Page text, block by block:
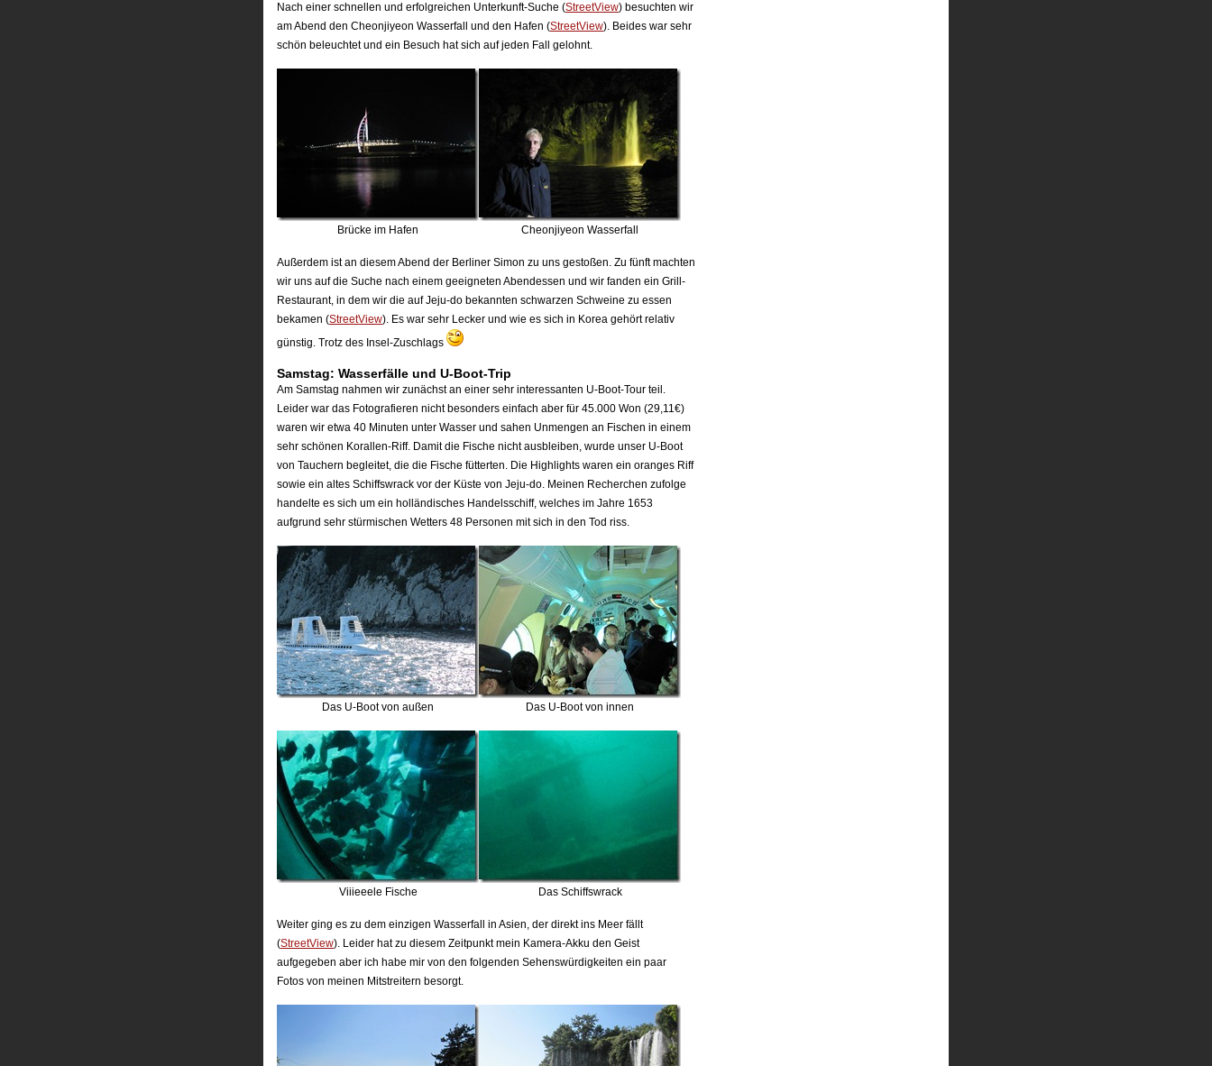
Nach einer schnellen und erfolgreichen Unterkunft-Suche (StreetView) besuchten wir
am Abend den Cheonjiyeon Wasserfall und den Hafen (StreetView). Beides war sehr
schön beleuchtet und ein Besuch hat sich auf jeden Fall gelohnt.
Brücke im Hafen Cheonjiyeon Wasserfall
Außerdem ist an diesem Abend der Berliner Simon zu uns gestoßen. Zu fünft machten
wir uns auf die Suche nach einem geeigneten Abendessen und wir fanden ein Grill-
Restaurant, in dem wir die auf Jeju-do bekannten schwarzen Schweine zu essen
bekamen (StreetView). Es war sehr Lecker und wie es sich in Korea gehört relativ
günstig. Trotz des Insel-Zuschlags
Samstag: Wasserfälle und U-Boot-Trip
Am Samstag nahmen wir zunächst an einer sehr interessanten U-Boot-Tour teil.
Leider war das Fotografieren nicht besonders einfach aber für 45.000 Won (29,11€)
waren wir etwa 40 Minuten unter Wasser und sahen Unmengen an Fischen in einem
sehr schönen Korallen-Riff. Damit die Fische nicht ausbleiben, wurde unser U-Boot
von Tauchern begleitet, die die Fische fütterten. Die Highlights waren ein oranges Riff
sowie ein altes Schiffswrack vor der Küste von Jeju-do. Meinen Recherchen zufolge
handelte es sich um ein holländisches Handelsschiff, welches im Jahre 1653
aufgrund sehr stürmischen Wetters 48 Personen mit sich in den Tod riss.
Das U-Boot von außen Das U-Boot von innen
Viiieeele Fische Das Schiffswrack
Weiter ging es zu dem einzigen Wasserfall in Asien, der direkt ins Meer fällt
(StreetView). Leider hat zu diesem Zeitpunkt mein Kamera-Akku den Geist
aufgegeben aber ich habe mir von den folgenden Sehenswürdigkeiten ein paar
Fotos von meinen Mitstreitern besorgt.